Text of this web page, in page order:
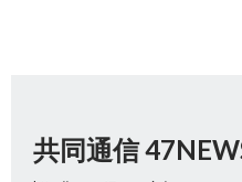
共同通信